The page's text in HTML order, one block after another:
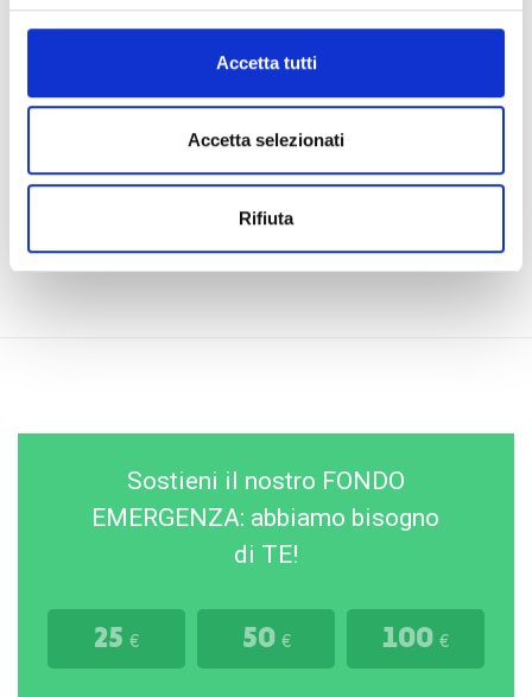
Accetta tutti
Accetta selezionati
Rifiuta
popolazioni colpite dalla crisi umanitaria e fornire
operatori sanitari sono stati formati al fine di migliorare la
gestione delle malattie mentali e altri 80 hanno beneficiato
di una formazione sul primo soccorso psicologico. Tutti
facilitare la sensibilizzazione, l'identificazione e
l’assistenza delle persone più vulnerabili.
Sostieni il nostro FONDO
EMERGENZA: abbiamo bisogno
di TE!
25 € 50 € 100 €